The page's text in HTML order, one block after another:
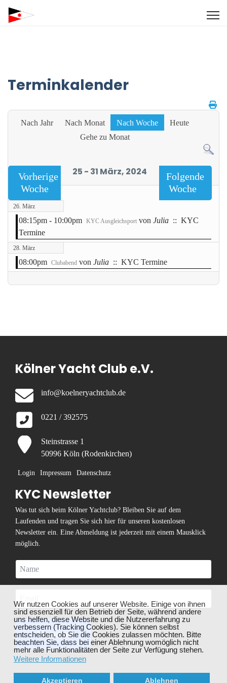
Wir nutzen Cookies auf unserer Website. Einige von ihnen
sind essenziell für den Betrieb der Seite, während andere
uns helfen, diese Website und die Nutzererfahrung zu
verbessern (Tracking Cookies). Sie können selbst
entscheiden, ob Sie die Cookies zulassen möchten. Bitte
beachten Sie, dass bei einer Ablehnung womöglich nicht
mehr alle Funktionalitäten der Seite zur Verfügung stehen.
Weitere Informationen
Akzeptieren Ablehnen
Terminkalender
Nach Jahr Nach Monat Nach Woche
Heute
Gehe zu Monat
Vorherige
Woche
25 - 31 März, 2024
Folgende
Woche
26. März
08:15pm - 10:00pm KYC Ausgleichsport von Julia :: KYC
Termine
28. März
08:00pm Clubabend von Julia :: KYC Termine
Kölner Yacht Club e.V.
info@koelneryachtclub.de
0221 / 392575
Steinstrasse 1
50996 Köln (Rodenkirchen)
Login Impressum Datenschutz
KYC Newsletter
Was tut sich beim Kölner Yachtclub? Bleiben Sie auf dem
Laufenden und tragen Sie sich hier für unseren kostenlosen
Newsletter ein. Eine Abmeldung ist jederzeit mit einem Mausklick
möglich.
Abonnieren